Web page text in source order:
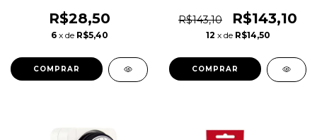
R$28,50
6 x de R$5,40
R$143,10
R$143,10
12 x de R$14,50